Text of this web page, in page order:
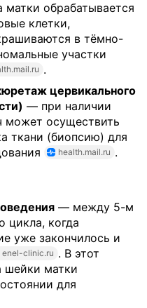
обрабатывается
клетки,
в тёмно-
участки
.
цервикального
— при наличии
может осуществить
ткани (биопсию) для
health.mail.ru .
— между 5-м
цикла, когда
уже закончилось и
enel-clinic.ru . В этот
шейки матки
для